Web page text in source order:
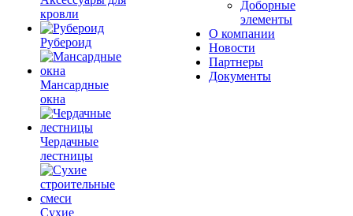
кровли
Рубероид
Мансардные
окна
Чердачные
лестницы
Сухие
Доборные
элементы
О компании
Новости
Партнеры
Документы